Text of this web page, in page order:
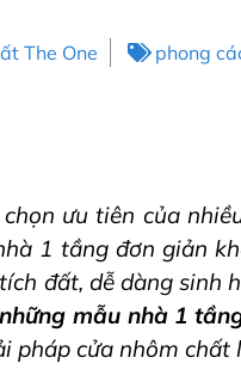
The One phong
ưu tiên của
1 tầng đơn giản
đất, dễ dàng sinh
những mẫu nhà 1
pháp cửa nhôm chất